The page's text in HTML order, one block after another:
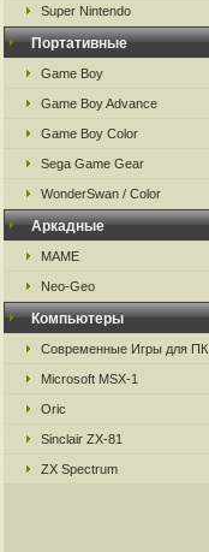
Super Nintendo
Портативные
Game Boy
Game Boy Advance
Game Boy Color
Sega Game Gear
WonderSwan / Color
Аркадные
MAME
Neo-Geo
Компьютеры
Современные Игры для ПК
Microsoft MSX-1
Oric
Sinclair ZX-81
ZX Spectrum